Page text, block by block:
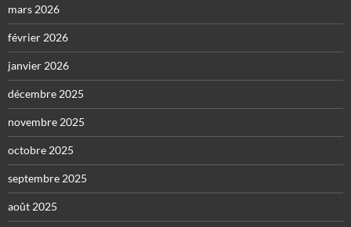
mars 2026
février 2026
janvier 2026
décembre 2025
novembre 2025
octobre 2025
septembre 2025
août 2025